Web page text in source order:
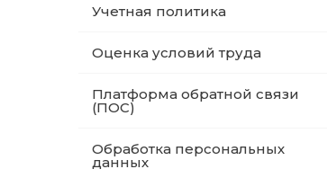
Учетная политика
Оценка условий труда
Платформа обратной связи
(ПОС)
Обработка персональных
данных